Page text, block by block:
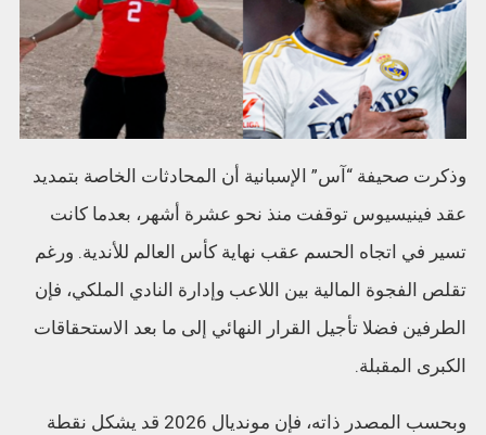
وذكرت صحيفة “آس” الإسبانية أن المحادثات الخاصة بتمديد
عقد فينيسيوس توقفت منذ نحو عشرة أشهر، بعدما كانت
تسير في اتجاه الحسم عقب نهاية كأس العالم للأندية. ورغم
تقلص الفجوة المالية بين اللاعب وإدارة النادي الملكي، فإن
الطرفين فضلا تأجيل القرار النهائي إلى ما بعد الاستحقاقات
الكبرى المقبلة.
وبحسب المصدر ذاته، فإن مونديال 2026 قد يشكل نقطة